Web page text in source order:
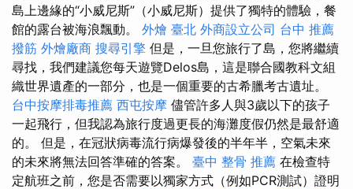
島上邊緣的“小威尼斯”（小威尼斯）提供了獨特的體驗，餐
館的露台被海浪飄動。 外燴 臺北 外商設立公司 台中 推薦
撥筋 外燴廠商 搜尋引擎 但是，一旦您旅行了島，您將繼續
尋找，我們建議您每天遊覽Delos島，這是聯合國教科文組
織世界遺產的一部分，也是一個重要的古希臘考古遺址。
台中按摩排毒推薦 西屯按摩 儘管許多人與3歲以下的孩子
一起飛行，但我認為旅行度過更長的海灘度假仍然是最舒適
的。 但是，在冠狀病毒流行病爆發後的半年半，空氣未來
的未來將無法回答準確的答案。 臺中 整骨 推薦 在檢查特
定航班之前，您是否需要以獨家方式（例如PCR測試）證明